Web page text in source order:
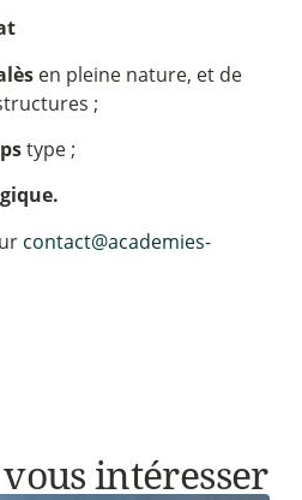
en pleine nature, et de
;
type ;
contact@academies-
intéresser